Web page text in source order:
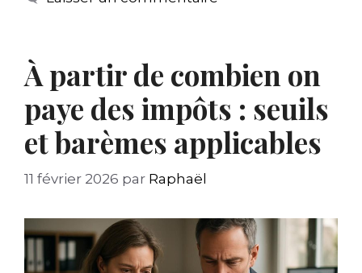
À partir de combien on
paye des impôts : seuils
et barèmes applicables
11 février 2026 par Raphaël